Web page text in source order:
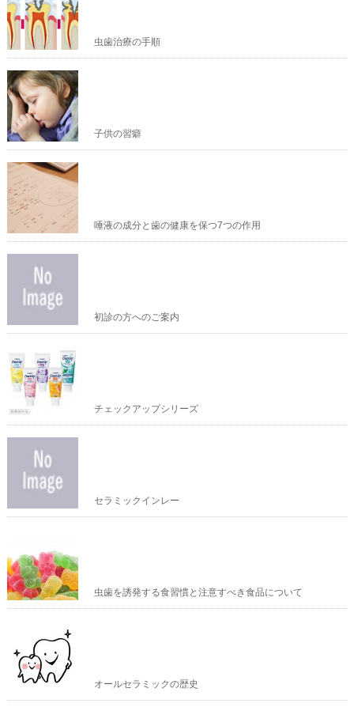
虫歯治療の手順
子供の習癖
唾液の成分と歯の健康を保つ7つの作用
初診の方へのご案内
チェックアップシリーズ
セラミックインレー
虫歯を誘発する食習慣と注意すべき食品について
オールセラミックの歴史